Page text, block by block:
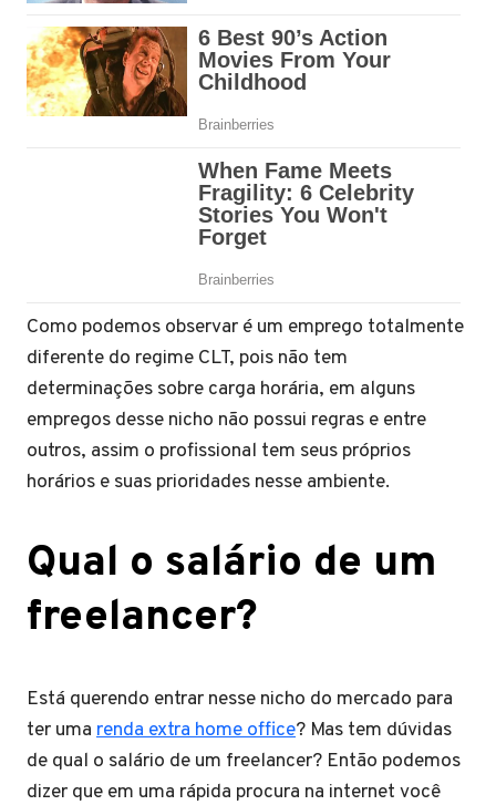
Como podemos observar é um emprego totalmente
diferente do regime CLT, pois não tem
determinações sobre carga horária, em alguns
empregos desse nicho não possui regras e entre
outros, assim o profissional tem seus próprios
horários e suas prioridades nesse ambiente.
Qual o salário de um
freelancer?
Está querendo entrar nesse nicho do mercado para
ter uma renda extra home office? Mas tem dúvidas
de qual o salário de um freelancer? Então podemos
dizer que em uma rápida procura na internet você